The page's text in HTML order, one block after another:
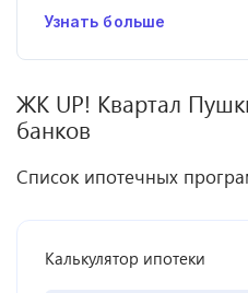
Узнать больше
ЖК UP! Квартал
банков
Список ипотечных
Калькулятор ипотеки